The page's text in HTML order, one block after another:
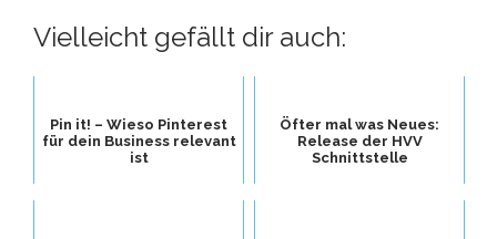
Vielleicht gefällt dir auch:
Pin it! – Wieso Pinterest
für dein Business relevant
ist
Öfter mal was Neues:
Release der HVV
Schnittstelle